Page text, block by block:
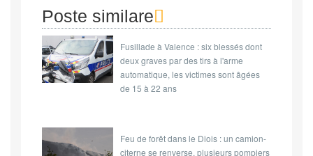
Les turbines qui
composeront ce
complexe, le plus
puissant de Cuba, sont
prêtes à être installées.
Poste similare
Fusillade à Valence : six blessés dont
deux graves par des tirs à l'arme
automatique, les victimes sont âgées
de 15 à 22 ans
Feu de forêt dans le Diois : un camion-
citerne se renverse, plusieurs pompiers